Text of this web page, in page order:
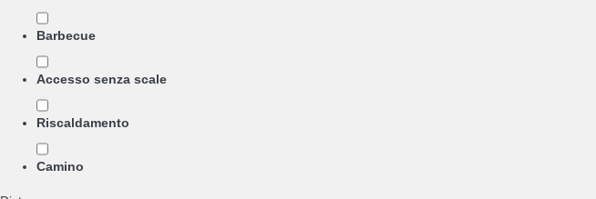
Barbecue
Accesso senza scale
Riscaldamento
Camino